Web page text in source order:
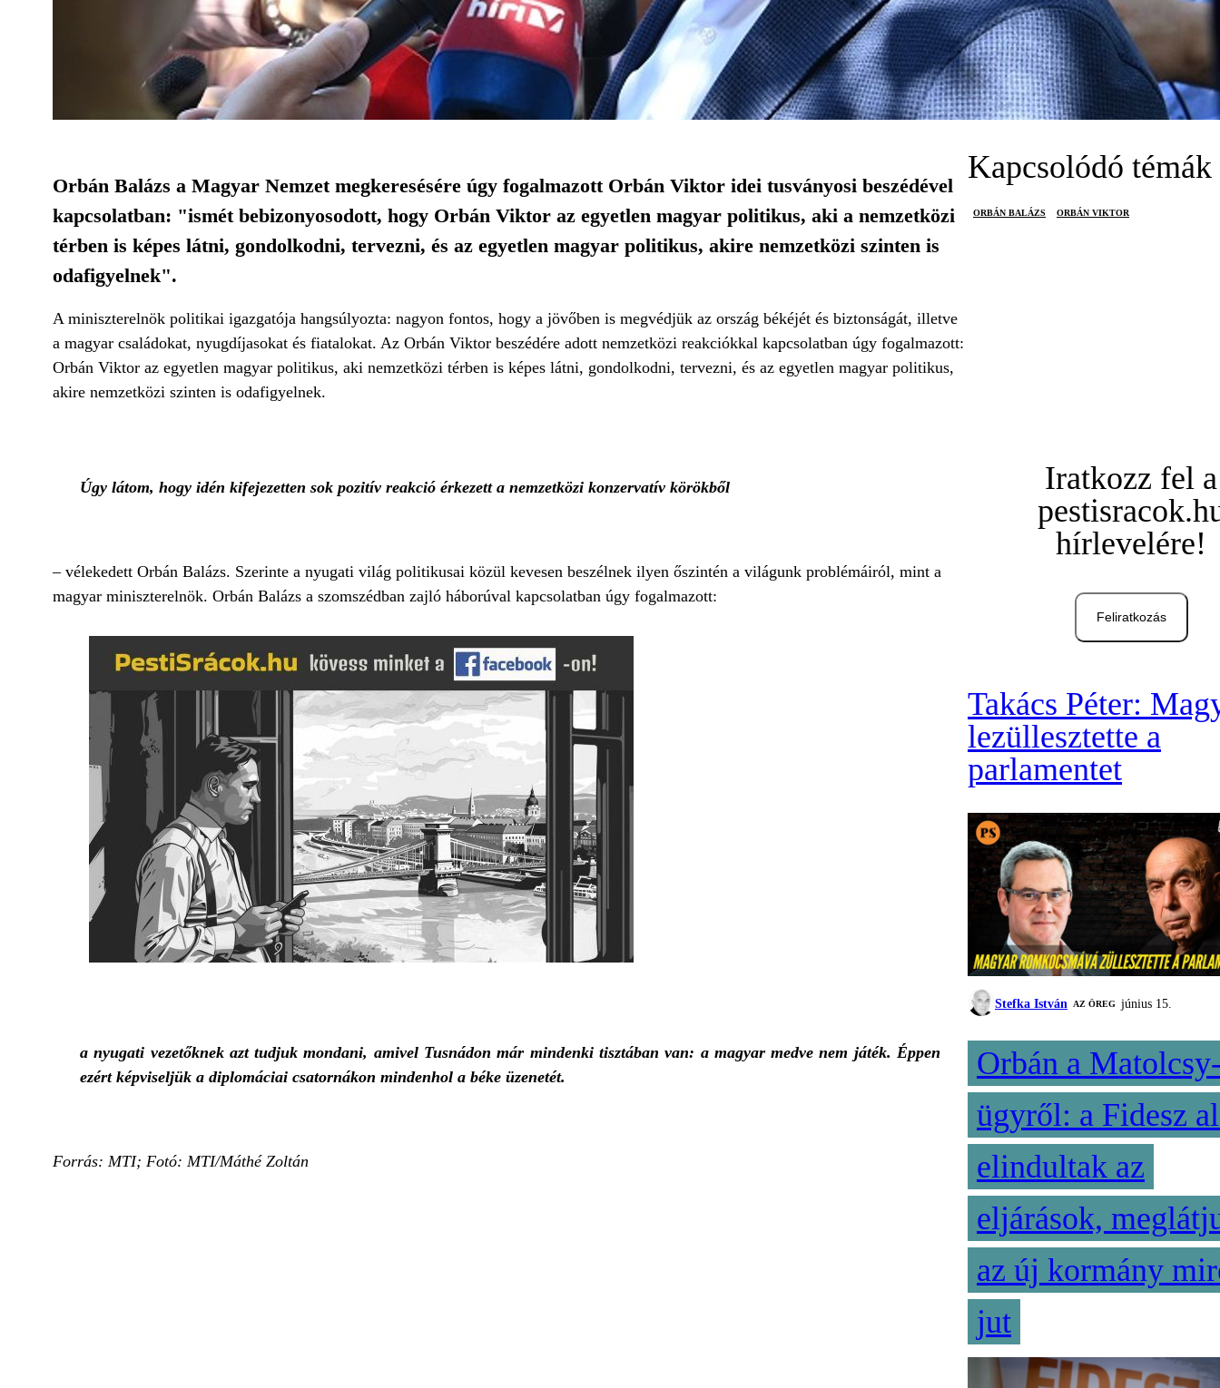
Orbán Balázs a Magyar Nemzet megkeresésére úgy fogalmazott Orbán Viktor idei tusványosi beszédével
kapcsolatban: "ismét bebizonyosodott, hogy Orbán Viktor az egyetlen magyar politikus, aki a nemzetközi
térben is képes látni, gondolkodni, tervezni, és az egyetlen magyar politikus, akire nemzetközi szinten is
odafigyelnek".
A miniszterelnök politikai igazgatója hangsúlyozta: nagyon fontos, hogy a jövőben is megvédjük az ország békéjét és biztonságát, illetve
a magyar családokat, nyugdíjasokat és fiatalokat. Az Orbán Viktor beszédére adott nemzetközi reakciókkal kapcsolatban úgy fogalmazott:
Orbán Viktor az egyetlen magyar politikus, aki nemzetközi térben is képes látni, gondolkodni, tervezni, és az egyetlen magyar politikus,
akire nemzetközi szinten is odafigyelnek.
Úgy látom, hogy idén kifejezetten sok pozitív reakció érkezett a nemzetközi konzervatív körökből
– vélekedett Orbán Balázs. Szerinte a nyugati világ politikusai közül kevesen beszélnek ilyen őszintén a világunk problémáiról, mint a
magyar miniszterelnök. Orbán Balázs a szomszédban zajló háborúval kapcsolatban úgy fogalmazott:
a nyugati vezetőknek azt tudjuk mondani, amivel Tusnádon már mindenki tisztában van: a magyar medve nem játék. Éppen
ezért képviseljük a diplomáciai csatornákon mindenhol a béke üzenetét.
Forrás: MTI; Fotó: MTI/Máthé Zoltán
Kapcsolódó témák
ORBÁN BALÁZS ORBÁN VIKTOR
Iratkozz fel a
hírlevelére!
Feliratkozás
Takács Péter:
lezüllesztette a
parlamentet
Stefka István AZ ÖREG június 15.
Orbán a
ügyről: a Fidesz
elindultak az
eljárások,
az új kormány
jut